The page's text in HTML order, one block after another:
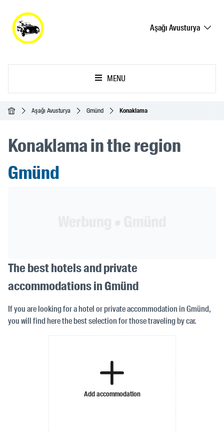
Aşağı Avusturya
MENU
Ana SayfaAşağı Avusturya Gmünd Konaklama
Konaklama in the region
Gmünd
The best hotels and private
accommodations in Gmünd
If you are looking for a hotel or private accommodation in Gmünd,
you will find here the best selection for those traveling by car.
Add accommodation